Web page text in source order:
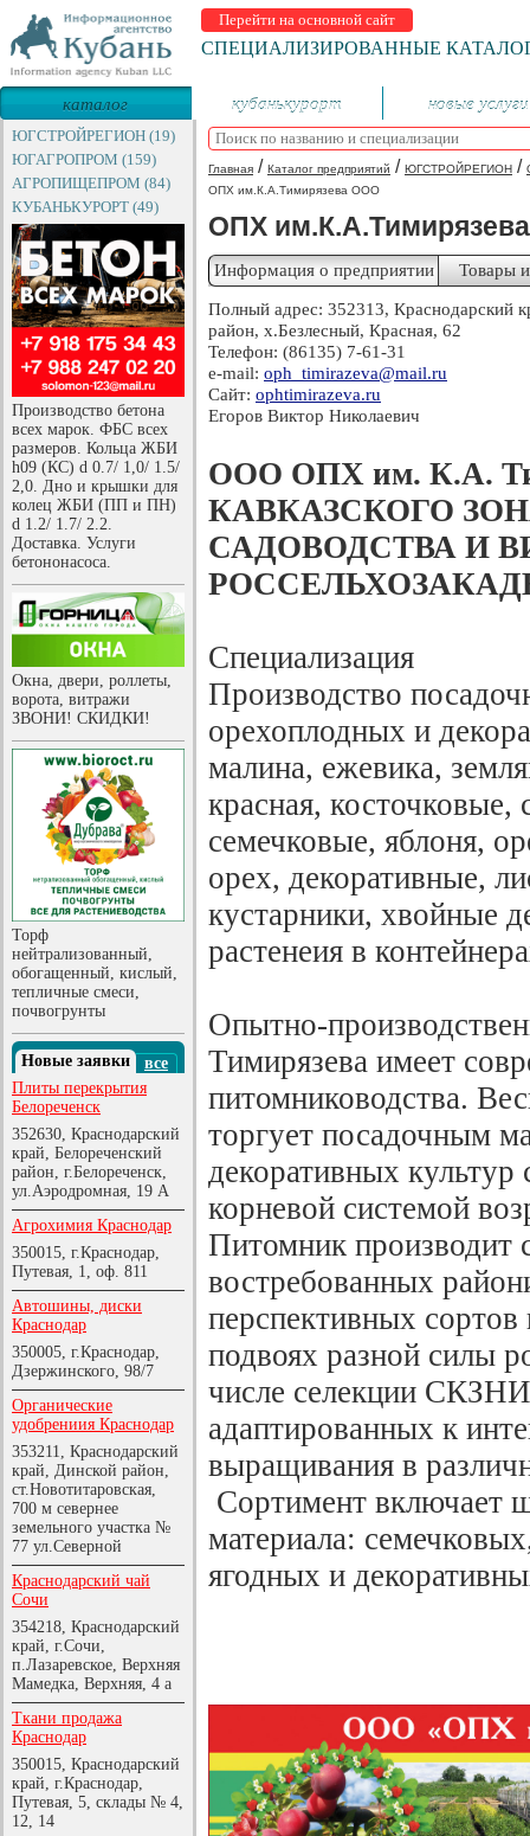
Перейти на основной сайт
СПЕЦИАЛИЗИРОВАННЫЕ
каталог
предприятий
кубанькурорт новые услуги
ЮГСТРОЙРЕГИОН (19)
ЮГАГРОПРОМ (159)
АГРОПИЩЕПРОМ (84)
КУБАНЬКУРОРТ (49)
Производство бетона
всех марок. ФБС всех
размеров. Кольца ЖБИ
h09 (КС) d 0.7/ 1,0/ 1.5/
2,0. Дно и крышки для
колец ЖБИ (ПП и ПН)
d 1.2/ 1.7/ 2.2.
Доставка. Услуги
бетононасоса.
Окна, двери, роллеты,
ворота, витражи
ЗВОНИ! СКИДКИ!
Торф
нейтрализованный,
обогащенный, кислый,
тепличные смеси,
почвогрунты
Новые заявки
все
Плиты перекрытия
Белореченск
352630, Краснодарский
край, Белореченский
район, г.Белореченск,
ул.Аэродромная, 19 А
Агрохимия Краснодар
350015, г.Краснодар,
Путевая, 1, оф. 811
Автошины, диски
Краснодар
350005, г.Краснодар,
Дзержинского, 98/7
Органические
удобрениия Краснодар
353211, Краснодарский
край, Динской район,
ст.Новотитаровская,
700 м севернее
земельного участка №
77 ул.Северной
Краснодарский чай
Сочи
354218, Краснодарский
край, г.Сочи,
п.Лазаревское, Верхняя
Мамедка, Верхняя, 4 а
Ткани продажа
Краснодар
350015, Краснодарский
край, г.Краснодар,
Путевая, 5, склады № 4,
12, 14
Главная / Каталог предприятий / ЮГСТРОЙРЕГИОН /
ОПХ им.К.А.Тимирязева ООО
ОПХ
Информация о предприятии Товары
Полный адрес: 352313, Краснодарский
район, х.Безлесный, Красная, 62
Телефон: (86135) 7-61-31
e-mail: оph_timirazeva@mail.ru
Сайт: оphtimirazeva.ru
Егоров Виктор Николаевич
ООО ОПХ им. К.А.
КАВКАЗСКОГО
САДОВОДСТВА И
Специализация
Производство
орехоплодных и
малина, ежевика,
красная, косточковые,
семечковые, яблоня,
орех, декоративные,
кустарники, хвойные
растенеия в
Опытно-
Тимирязева имеет
питомниководства.
торгует посадочным
декоративных
корневой системой
Питомник производит
востребованных
перспективных
подвоях разной силы
числе селекции
адаптированных к
выращивания в
Сортимент включает
материала:
ягодных и